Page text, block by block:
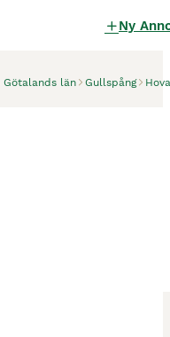
Ny
Götalands län Gullspång Hova